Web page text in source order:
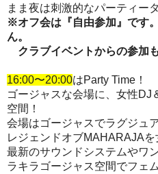
まま夜は刺激的なパーティー
※オフ会は『自由参加』です
ん。
クラブイベントからの参加
16:00〜20:00はParty Time！
ゴージャスな会場に、女性DJ
空間！
会場はゴージャスでラグジュ
レジェンドオブMAHARAJAを
最新のサウンドシステムやワ
ラキラゴージャス空間でフェ